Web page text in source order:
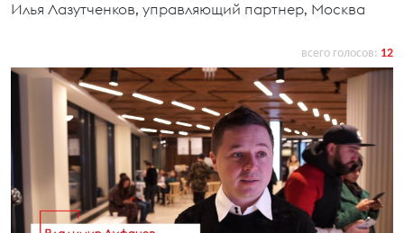
Илья Лазутченков, управляющий партнер, Москва
всего голосов: 12